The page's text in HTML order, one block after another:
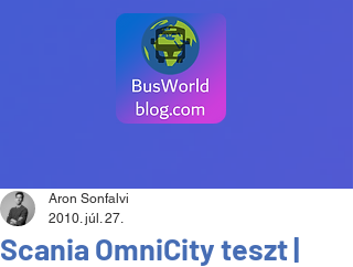
Scania OmniCity teszt |
Aron Sonfalvi
2010. júl. 27.